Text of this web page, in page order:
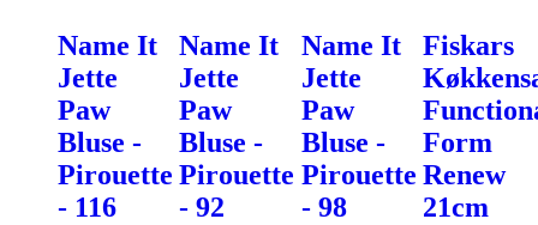
Name It
Jette
Paw
Bluse -
Pirouette
- 116
Name It
Jette
Paw
Bluse -
Pirouette
- 92
Name It
Jette
Paw
Bluse -
Pirouette
- 98
Fiskars
Form
Renew
21cm